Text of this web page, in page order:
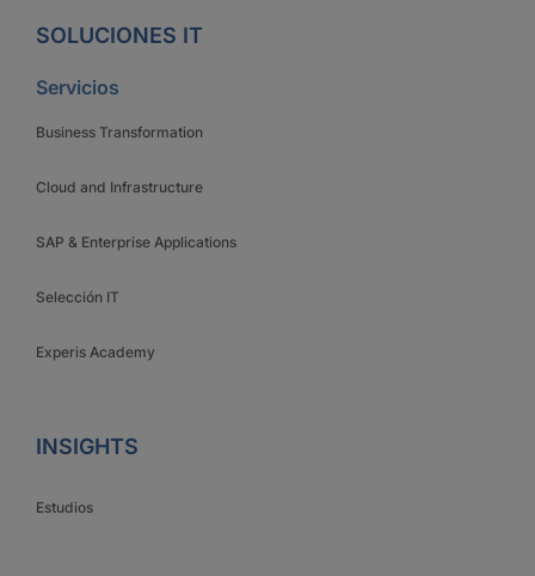
SOLUCIONES IT
Servicios
Business Transformation
Cloud and Infrastructure
SAP & Enterprise Applications
Selección IT
Experis Academy
INSIGHTS
Estudios